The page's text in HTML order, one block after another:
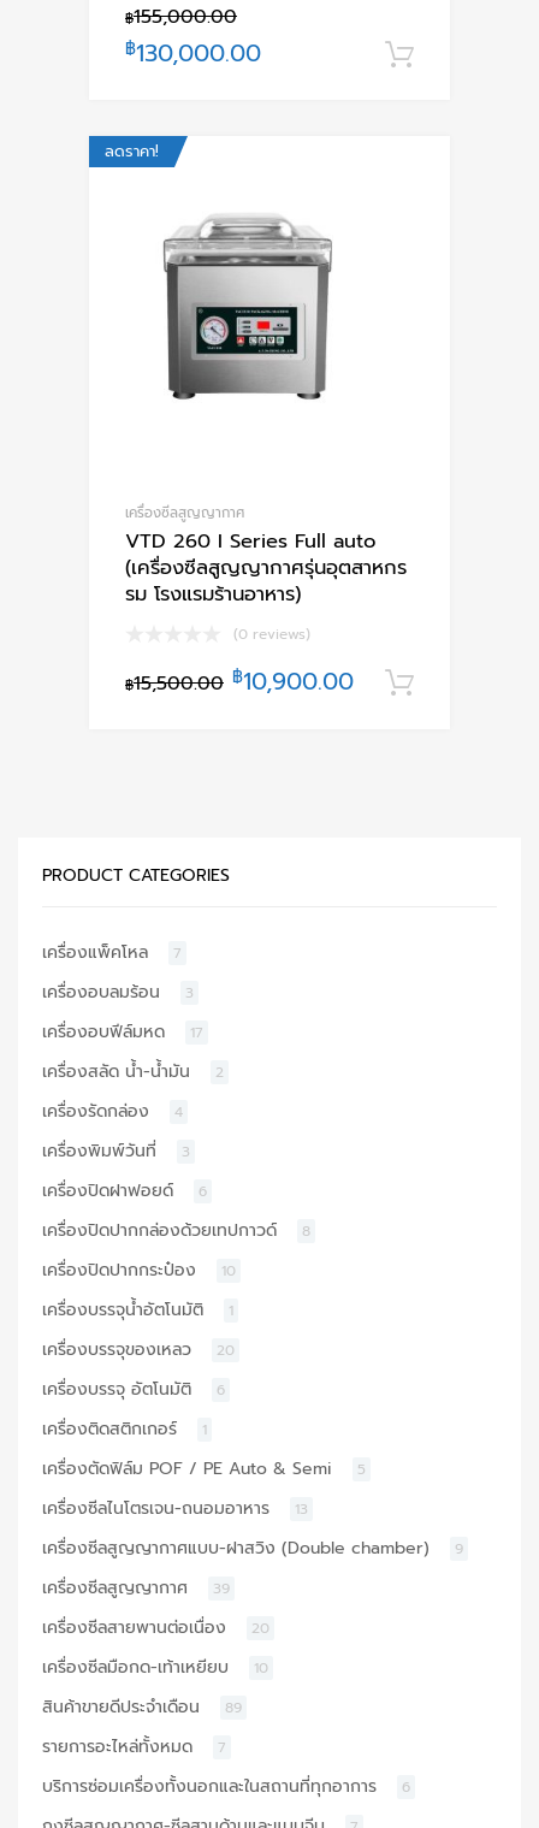
฿155,000.00
฿130,000.00
ลดราคา!
เครื่องซีลสูญญากาศ
VTD 260 I Series Full auto
(เครื่องซีลสูญญากาศรุ่นอุตสาหกร
รม โรงแรมร้านอาหาร)
(0 reviews)
฿15,500.00 ฿10,900.00
PRODUCT CATEGORIES
เครื่องแพ็คโหล 7
เครื่องอบลมร้อน 3
เครื่องอบฟีล์มหด 17
เครื่องสลัด น้ำ-น้ำมัน 2
เครื่องรัดกล่อง 4
เครื่องพิมพ์วันที่ 3
เครื่องปิดฝาฟอยด์ 6
เครื่องปิดปากกล่องด้วยเทปกาวด์ 8
เครื่องปิดปากกระป๋อง 10
เครื่องบรรจุน้ำอัตโนมัติ 1
เครื่องบรรจุของเหลว 20
เครื่องบรรจุ อัตโนมัติ 6
เครื่องติดสติกเกอร์ 1
เครื่องตัดฟิล์ม POF / PE Auto & Semi 5
เครื่องซีลไนโตรเจน-ถนอมอาหาร 13
เครื่องซีลสูญญากาศแบบ-ฝาสวิง (Double chamber) 9
เครื่องซีลสูญญากาศ 39
เครื่องซีลสายพานต่อเนื่อง 20
เครื่องซีลมือกด-เท้าเหยียบ 10
สินค้าขายดีประจำเดือน 89
รายการอะไหล่ทั้งหมด 7
บริการซ่อมเครื่องทั้งนอกและในสถานที่ทุกอาการ 6